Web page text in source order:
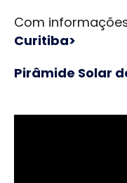
Com
Curitiba>
Pirâmide Solar